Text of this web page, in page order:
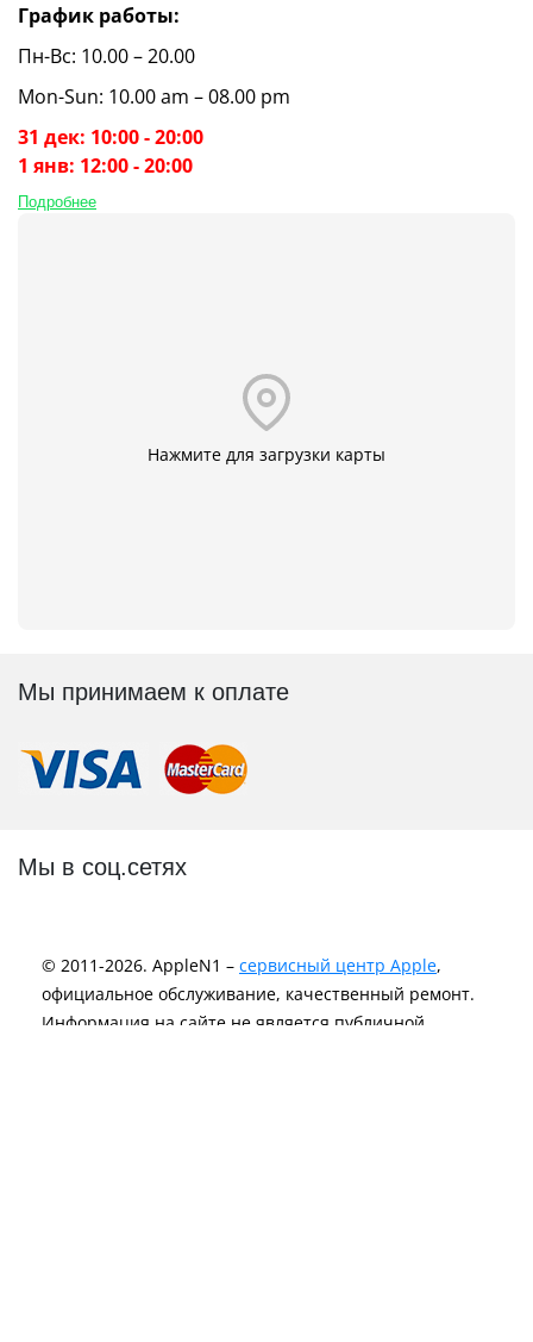
График работы:
Пн-Вс: 10.00 – 20.00
Mon-Sun: 10.00 am – 08.00 pm
31 дек: 10:00 - 20:00
1 янв: 12:00 - 20:00
Подробнее
Нажмите для загрузки карты
Мы принимаем к оплате
Мы в соц.сетях
© 2011-2026. AppleN1 – сервисный центр Apple,
официальное обслуживание, качественный ремонт.
Информация на сайте не является публичной